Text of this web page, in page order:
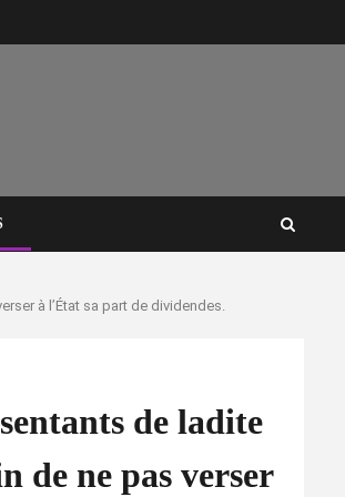
à l’État sa part de dividendes.
de ladite
de ne pas verser